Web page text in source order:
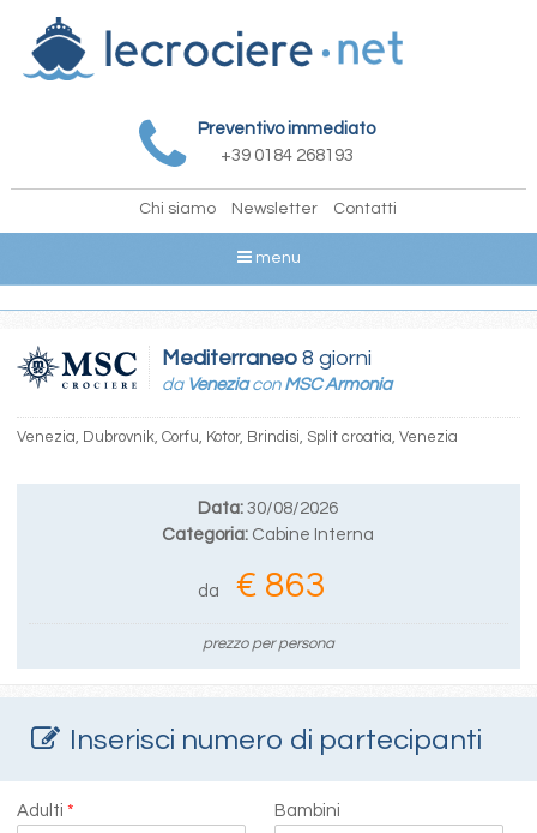
Preventivo immediato
+39 0184 268193
Chi siamo Newsletter Contatti
menu
Mediterraneo8 giorni
da Veneziacon MSC Armonia
Venezia, Dubrovnik, Corfu, Kotor, Brindisi, Split croatia, Venezia
Data: 30/08/2026
Categoria: Cabine Interna
da € 863
prezzo per persona
Inserisci numero di partecipanti
Adulti* Bambini